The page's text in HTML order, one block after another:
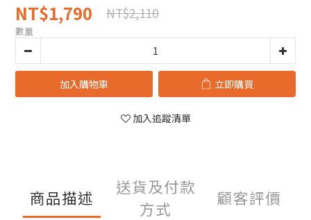
NT$1,790 NT$2,110
數量
加入購物車 立即購買
加入追蹤清單
商品描述
送貨及付款
方式
顧客評價